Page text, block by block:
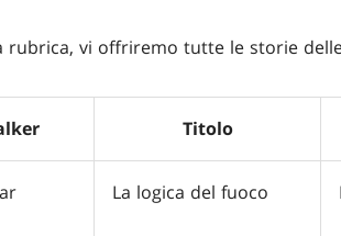
rubrica, vi offriremo tutte le storie
Titolo
La logica del fuoco